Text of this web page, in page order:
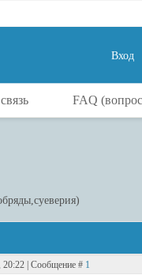
Вход
FAQ
20:22 | Сообщение # 1